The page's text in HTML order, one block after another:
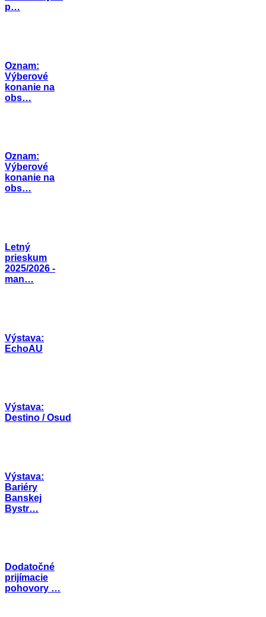
p…
Oznam:
Výberové
konanie na
obs…
Oznam:
Výberové
konanie na
obs…
Letný
prieskum
2025/2026 -
man…
Výstava:
EchoAU
Výstava:
Destino / Osud
Výstava:
Bariéry
Banskej
Bystr…
Dodatočné
prijímacie
pohovory …